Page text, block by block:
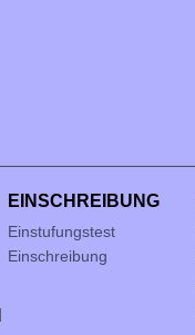
EINSCHREIBUNG
Einstufungstest
Einschreibung